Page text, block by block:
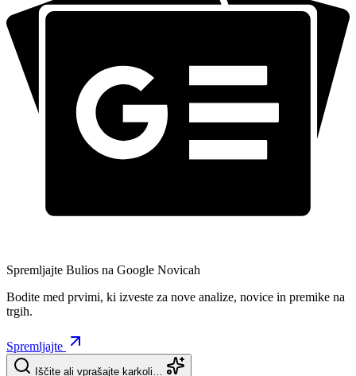
Spremljajte Bulios na Google Novicah
Bodite med prvimi, ki izveste za nove analize, novice in premike na
trgih.
Spremljajte
Iščite ali vprašajte karkoli…